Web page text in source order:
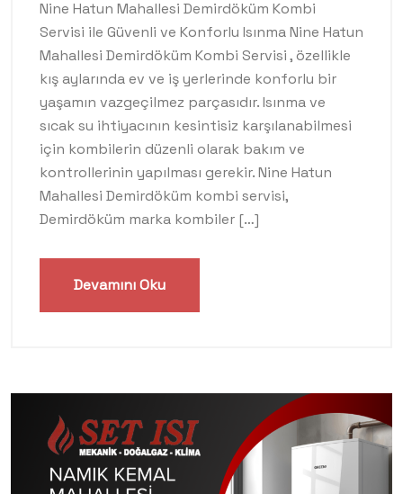
Nine Hatun Mahallesi Demirdöküm Kombi
Servisi ile Güvenli ve Konforlu Isınma Nine Hatun
Mahallesi Demirdöküm Kombi Servisi , özellikle
kış aylarında ev ve iş yerlerinde konforlu bir
yaşamın vazgeçilmez parçasıdır. Isınma ve
sıcak su ihtiyacının kesintisiz karşılanabilmesi
için kombilerin düzenli olarak bakım ve
kontrollerinin yapılması gerekir. Nine Hatun
Mahallesi Demirdöküm kombi servisi,
Demirdöküm marka kombiler […]
Devamını Oku